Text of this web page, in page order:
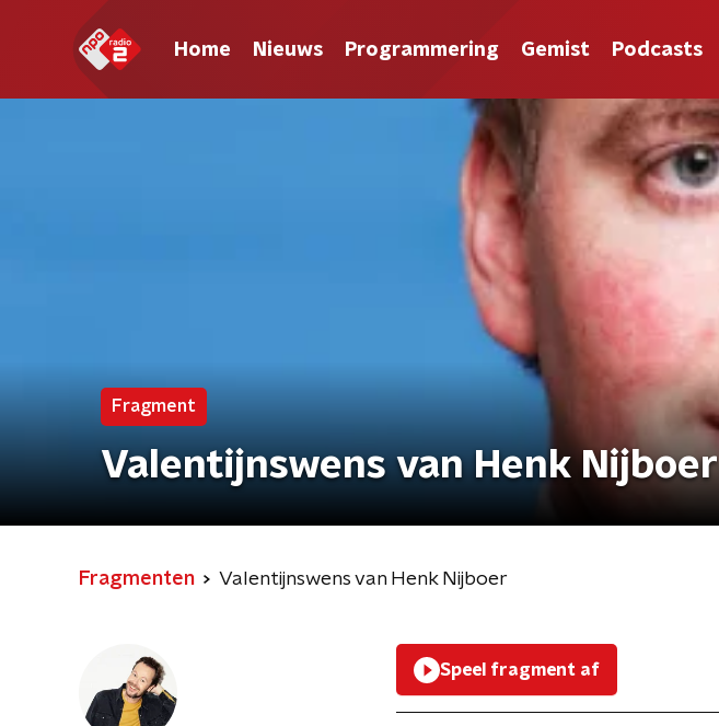
Home Nieuws Programmering Gemist Podcasts
Fragment
Valentijnswens van Henk Nijboer
Fragmenten Valentijnswens van Henk Nijboer
Speel fragment af